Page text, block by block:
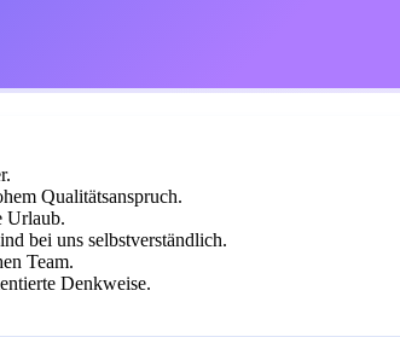
Qualitätsanspruch.
Urlaub.
bei uns selbstverständlich.
Team.
Denkweise.